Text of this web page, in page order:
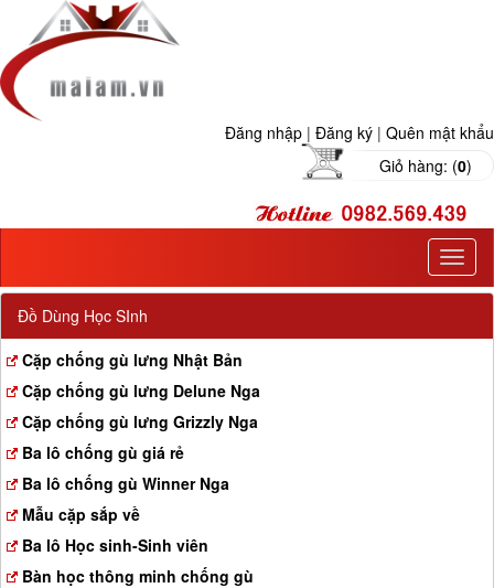
Đăng nhập | Đăng ký | Quên mật khẩu
Giỏ hàng: (0)
T
o
Đồ Dùng Học SInh
Cặp chống gù lưng Nhật Bản
Cặp chống gù lưng Delune Nga
Cặp chống gù lưng Grizzly Nga
Ba lô chống gù giá rẻ
Ba lô chống gù Winner Nga
Mẫu cặp sắp về
Ba lô Học sinh-Sinh viên
Bàn học thông minh chống gù